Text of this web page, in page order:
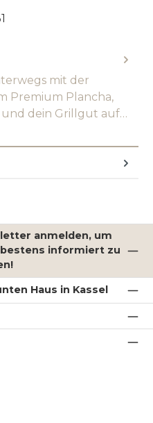
mit der
Premium Plancha,
und dein Grillgut auf…
anmelden, um
informiert zu
Haus in Kassel